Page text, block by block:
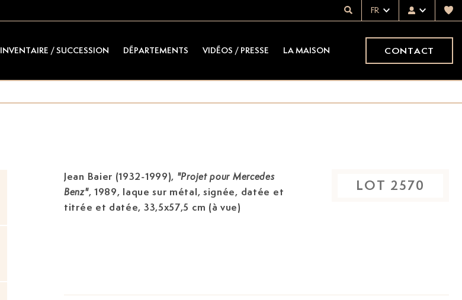
FR
INVENTAIRE / SUCCESSION DÉPARTEMENTS VIDÉOS / PRESSE LA MAISON CONTACT
Jean Baier (1932-1999), "Projet pour Mercedes
Benz", 1989, laque sur métal, signée, datée et
titrée et datée, 33,5x57,5 cm (à vue)
LOT 2570